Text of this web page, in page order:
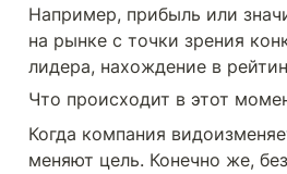
Например, прибыль или
на рынке с точки зрения
лидера, нахождение в
Что происходит в этот
Когда компания
меняют цель. Конечно же,